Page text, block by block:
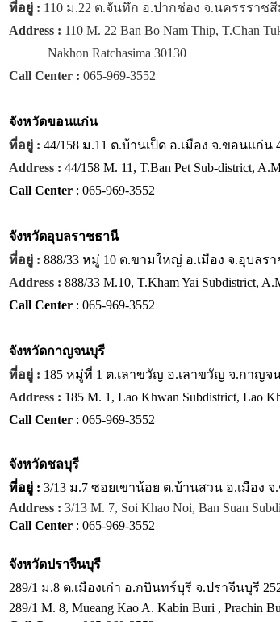
ที่อยู่ : 110 ม.22 ต.จันทึก อ.ปากช่อง จ.นครรราชสี
Address : 110 M. 22 Ban Bo Nam Thip, T.Chan
Nakhon Ratchasima 30130
Call Center : 065-969-3552
จังหวัดขอนแก่น
ที่อยู่ : 44/158 ม.11 ต.บ้านเป็ด อ.เมือง จ.ขอนแก่น
Address : 44/158 M. 11, T.Ban Pet Sub-district,
Call Center : 065-969-3552
จังหวัดอุบลราชธานี
ที่อยู่ : 888/33 หมู่ 10 ต.ขามใหญ่ อ.เมือง จ.อุบลรา
Address : 888/33 M.10, T.Kham Yai Subdistrict,
Call Center : 065-969-3552
จังหวัดกาญจนบุรี
ที่อยู่ : 185 หมู่ที่ 1 ต.เลาขวัญ อ.เลาขวัญ จ.กาญจน
Address : 185 M. 1, Lao Khwan Subdistrict, Lao
Call Center : 065-969-3552
จังหวัดชลบุรี
ที่อยู่ : 3/13 ม.7 ซอยเขาน้อย ต.บ้านสวน อ.เมือง จ
Address : 3/13 M. 7, Soi Khao Noi, Ban Suan
Call Center : 065-969-3552
จังหวัดปราจีนบุรี
289/1 ม.8 ต.เมืองเก่า อ.กบินทร์บุรี จ.ปราจีนบุรี
289/1 M. 8, Mueang Kao A. Kabin Buri , Prachin